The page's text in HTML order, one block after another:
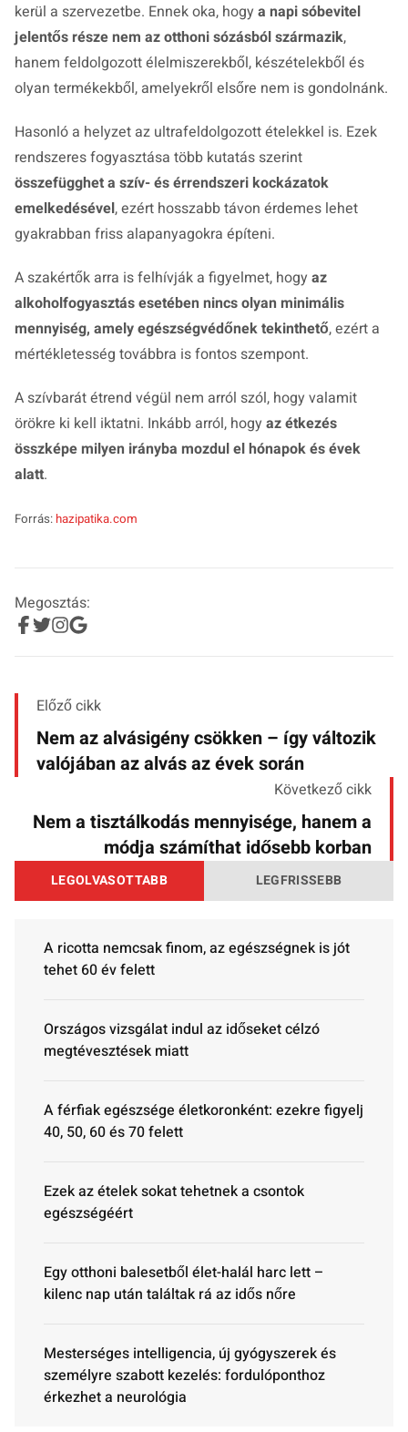
kerül a szervezetbe. Ennek oka, hogy a napi sóbevitel
jelentős része nem az otthoni sózásból származik,
hanem feldolgozott élelmiszerekből, készételekből és
olyan termékekből, amelyekről elsőre nem is gondolnánk.
Hasonló a helyzet az ultrafeldolgozott ételekkel is. Ezek
rendszeres fogyasztása több kutatás szerint
összefügghet a szív- és érrendszeri kockázatok
emelkedésével, ezért hosszabb távon érdemes lehet
gyakrabban friss alapanyagokra építeni.
A szakértők arra is felhívják a figyelmet, hogy az
alkoholfogyasztás esetében nincs olyan minimális
mennyiség, amely egészségvédőnek tekinthető, ezért a
mértékletesség továbbra is fontos szempont.
A szívbarát étrend végül nem arról szól, hogy valamit
örökre ki kell iktatni. Inkább arról, hogy az étkezés
összképe milyen irányba mozdul el hónapok és évek
alatt.
Forrás: hazipatika.com
Megosztás:
Előző cikk
Nem az alvásigény csökken – így változik
valójában az alvás az évek során
Következő cikk
Nem a tisztálkodás mennyisége, hanem a
módja számíthat idősebb korban
LEGOLVASOTTABB LEGFRISSEBB
A ricotta nemcsak finom, az egészségnek is jót
tehet 60 év felett
Országos vizsgálat indul az időseket célzó
megtévesztések miatt
A férfiak egészsége életkoronként: ezekre figyelj
40, 50, 60 és 70 felett
Ezek az ételek sokat tehetnek a csontok
egészségéért
Egy otthoni balesetből élet-halál harc lett –
kilenc nap után találtak rá az idős nőre
Mesterséges intelligencia, új gyógyszerek és
személyre szabott kezelés: fordulóponthoz
érkezhet a neurológia